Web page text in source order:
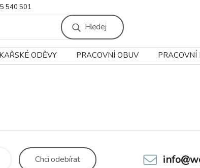
540 501
Hledej
ODĚVY PRACOVNÍ OBUV PRACOVNÍ
Chciodebírat